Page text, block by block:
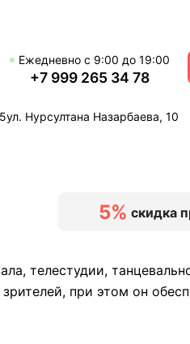
Ежедневно с 9:00 до 19:00
+7 999 265 34 78
ул. Нурсултана Назарбаева, 10
5% скидка
телестудии,
при этом он